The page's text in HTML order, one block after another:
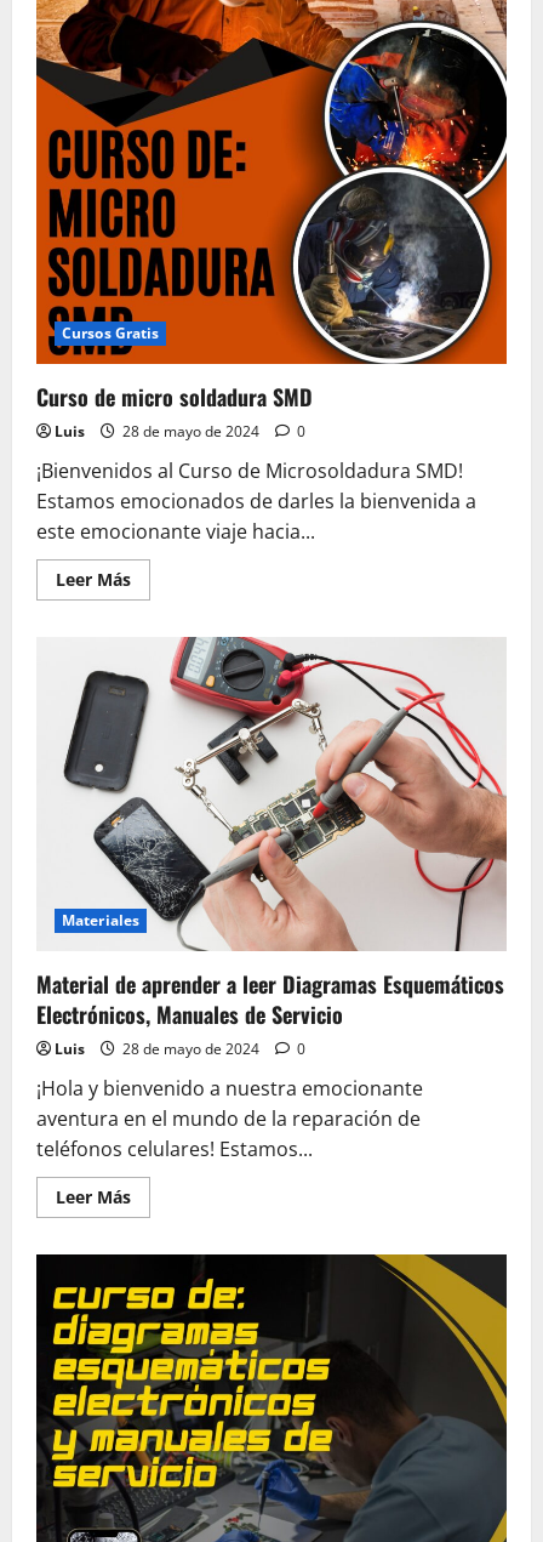
Cursos Gratis
Curso de micro soldadura SMD
Luis 28 de mayo de 2024 0
¡Bienvenidos al Curso de Microsoldadura SMD!
Estamos emocionados de darles la bienvenida a
este emocionante viaje hacia...
Leer MásLeer
más
Curso
micro
soldadura
SMD
Materiales
Material de aprender a leer Diagramas Esquemáticos
Electrónicos, Manuales de Servicio
Luis 28 de mayo de 2024 0
¡Hola y bienvenido a nuestra emocionante
aventura en el mundo de la reparación de
teléfonos celulares! Estamos...
Leer MásLeer
más
aprender
a
leer
Diagramas
Esquemáticos
Electrónicos,
Manuales
de
Servicio